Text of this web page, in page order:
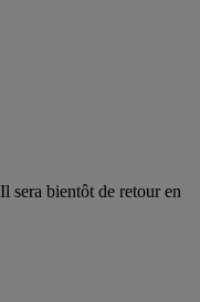
sera bientôt de retour en